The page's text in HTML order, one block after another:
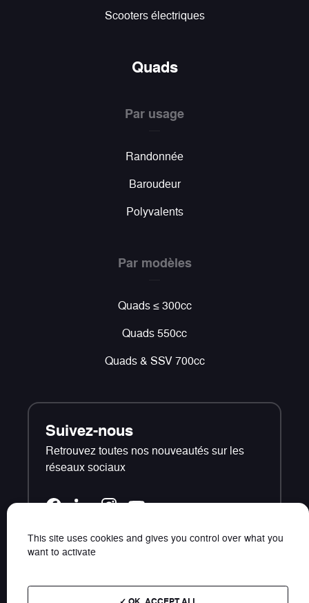
Scooters électriques
Quads
Par usage
Randonnée
Baroudeur
Polyvalents
Par modèles
Quads ≤ 300cc
Quads 550cc
Quads & SSV 700cc
Suivez-nous
Retrouvez toutes nos nouveautés sur les
réseaux sociaux
Plan du site
This site uses cookies and gives you control over what you
want to activate